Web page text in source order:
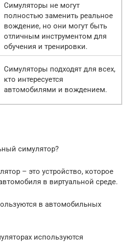
Симуляторы не могут
полностью заменить реальное
вождение, но они могут быть
отличным инструментом для
обучения и тренировки.
Симуляторы подходят для всех,
кто интересуется
автомобилями и вождением.
симулятор?
– это устройство, которое
в виртуальной среде.
в автомобильных
используются